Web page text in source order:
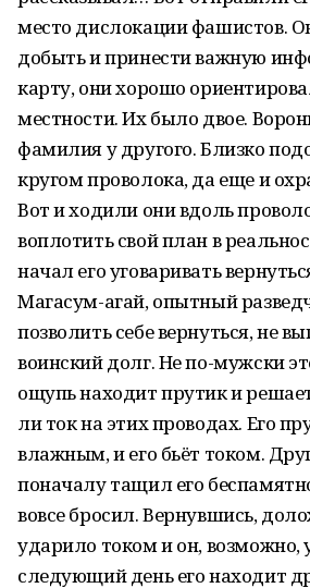
место дислокации фашистов.
добыть и принести важную
карту, они хорошо
местности. Их было двое.
фамилия у другого. Близко
кругом проволока, да еще и
Вот и ходили они вдоль
воплотить свой план в
начал его уговаривать
Магасум-агай, опытный
позволить себе вернуться, не
воинский долг. Не по-мужски
ощупь находит прутик и
ли ток на этих проводах. Его
влажным, и его бьёт током.
поначалу тащил его
вовсе бросил. Вернувшись,
ударило током и он, возможно,
следующий день его находит